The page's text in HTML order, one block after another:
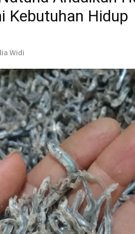
Kebutuhan Hidup
Widi